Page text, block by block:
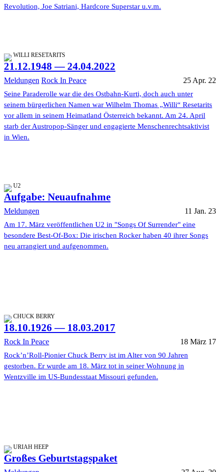
Revolution, Joe Satriani, Hardcore Superstar u.v.m.
WILLI RESETARITS
21.12.1948 — 24.04.2022
Meldungen Rock In Peace 25 Apr. 22
Seine Paraderolle war die des Ostbahn-Kurti, doch auch unter
seinem bürgerlichen Namen war Wilhelm Thomas „Willi“ Resetarits
vor allem in seinem Heimatland Österreich bekannt. Am 24. April
starb der Austropop-Sänger und engagierte Menschenrechtsaktivist
in Wien.
U2
Aufgabe: Neuaufnahme
Meldungen 11 Jan. 23
Am 17. März veröffentlichen U2 in "Songs Of Surrender" eine
besondere Best-Of-Box: Die irischen Rocker haben 40 ihrer Songs
neu arrangiert und aufgenommen.
CHUCK BERRY
18.10.1926 — 18.03.2017
Rock In Peace 18 März 17
Rock’n’Roll-Pionier Chuck Berry ist im Alter von 90 Jahren
gestorben. Er wurde am 18. März tot in seiner Wohnung in
Wentzville im US-Bundesstaat Missouri gefunden.
URIAH HEEP
Großes Geburtstagspaket